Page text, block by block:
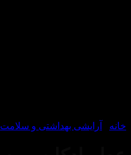
خانه آرایشی بهداشتی و سلامت